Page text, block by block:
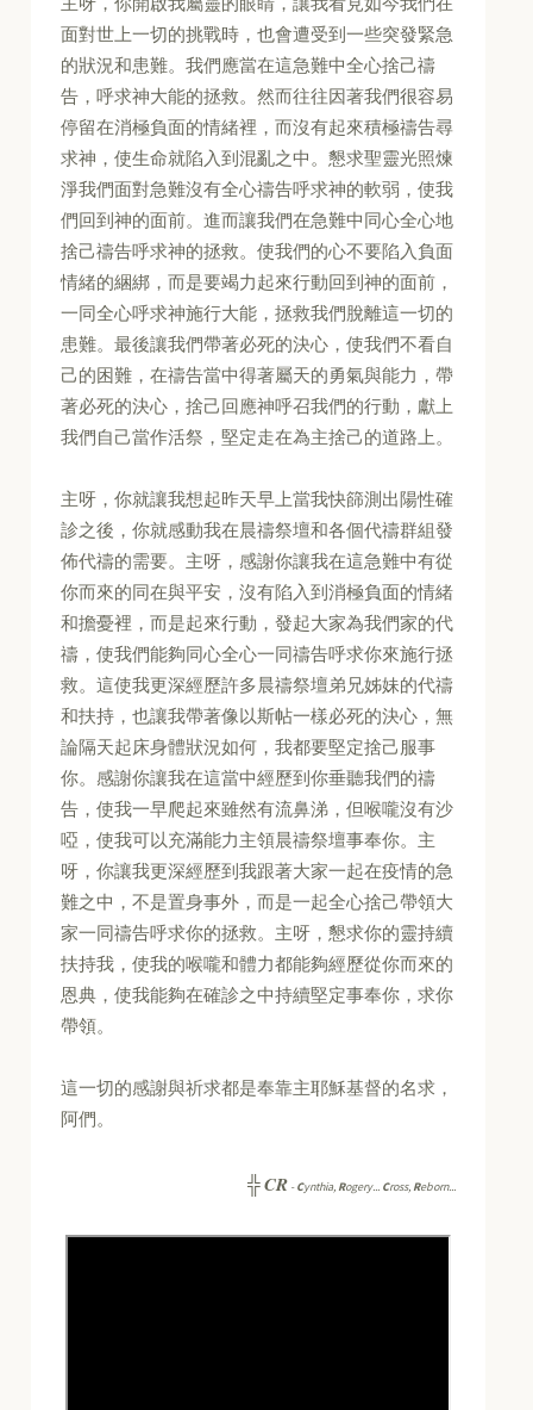
面對世上一切的挑戰時，也會遭受到一些突發緊急
的狀況和患難。我們應當在這急難中全心捨己禱
告，呼求神大能的拯救。然而往往因著我們很容易
停留在消極負面的情緒裡，而沒有起來積極禱告尋
求神，使生命就陷入到混亂之中。懇求聖靈光照煉
淨我們面對急難沒有全心禱告呼求神的軟弱，使我
們回到神的面前。進而讓我們在急難中同心全心地
捨己禱告呼求神的拯救。使我們的心不要陷入負面
情緒的綑綁，而是要竭力起來行動回到神的面前，
一同全心呼求神施行大能，拯救我們脫離這一切的
患難。最後讓我們帶著必死的決心，使我們不看自
己的困難，在禱告當中得著屬天的勇氣與能力，帶
著必死的決心，捨己回應神呼召我們的行動，獻上
我們自己當作活祭，堅定走在為主捨己的道路上。
主呀，你就讓我想起昨天早上當我快篩測出陽性確
診之後，你就感動我在晨禱祭壇和各個代禱群組發
佈代禱的需要。主呀，感謝你讓我在這急難中有從
你而來的同在與平安，沒有陷入到消極負面的情緒
和擔憂裡，而是起來行動，發起大家為我們家的代
禱，使我們能夠同心全心一同禱告呼求你來施行拯
救。這使我更深經歷許多晨禱祭壇弟兄姊妹的代禱
和扶持，也讓我帶著像以斯帖一樣必死的決心，無
論隔天起床身體狀況如何，我都要堅定捨己服事
你。感謝你讓我在這當中經歷到你垂聽我們的禱
告，使我一早爬起來雖然有流鼻涕，但喉嚨沒有沙
啞，使我可以充滿能力主領晨禱祭壇事奉你。主
呀，你讓我更深經歷到我跟著大家一起在疫情的急
難之中，不是置身事外，而是一起全心捨己帶領大
家一同禱告呼求你的拯救。主呀，懇求你的靈持續
扶持我，使我的喉嚨和體力都能夠經歷從你而來的
恩典，使我能夠在確診之中持續堅定事奉你，求你
帶領。
這一切的感謝與祈求都是奉靠主耶穌基督的名求，
阿們。
╬CR -Cynthia, Rogery... Cross, Reborn...